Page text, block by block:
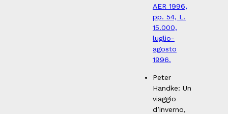
AER 1996,
pp. 54, L.
15.000,
luglio-
agosto
1996.
Peter
Handke: Un
viaggio
d’inverno,